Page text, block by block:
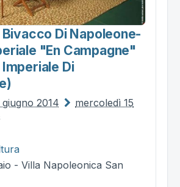
Di Napoleone-
"en Campagne"
Di
2014
mercoledì 15
- Villa Napoleonica San